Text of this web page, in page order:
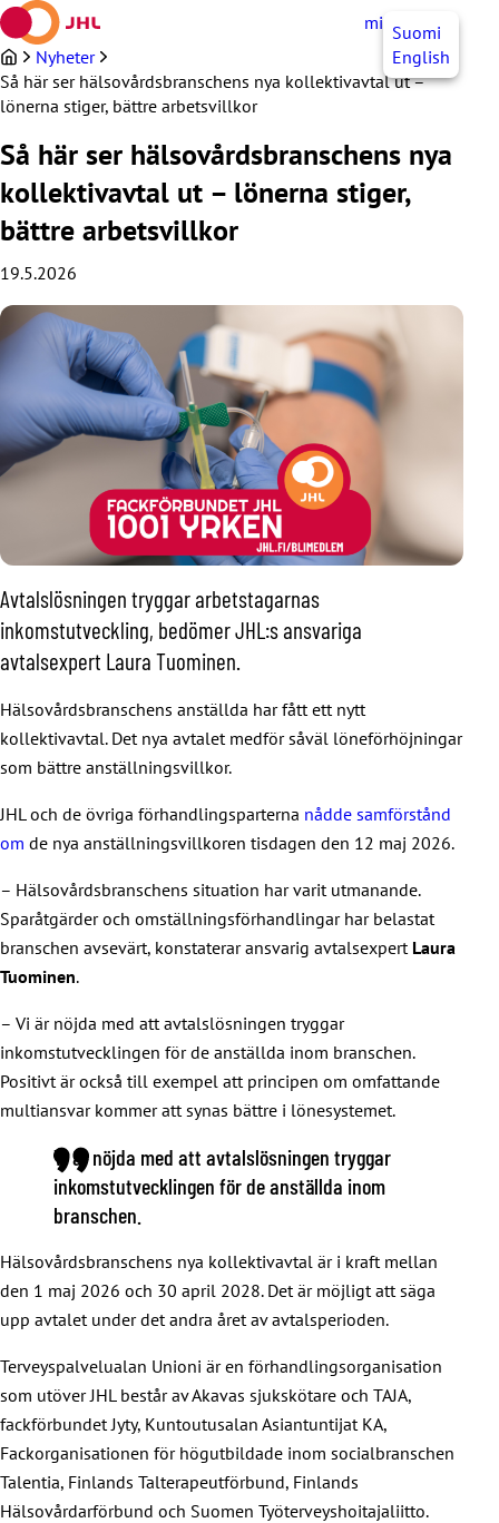
Hoppa
till
innehållet
mittJHL SV
Suomi
English
Nyheter
Så här ser hälsovårdsbranschens nya kollektivavtal ut –
lönerna stiger, bättre arbetsvillkor
Så här ser hälsovårdsbranschens nya
kollektivavtal ut – lönerna stiger,
bättre arbetsvillkor
19.5.2026
Avtalslösningen tryggar arbetstagarnas
inkomstutveckling, bedömer JHL:s ansvariga
avtalsexpert Laura Tuominen.
Hälsovårdsbranschens anställda har fått ett nytt
kollektivavtal. Det nya avtalet medför såväl löneförhöjningar
som bättre anställningsvillkor.
JHL och de övriga förhandlingsparterna nådde samförstånd
om de nya anställningsvillkoren tisdagen den 12 maj 2026.
– Hälsovårdsbranschens situation har varit utmanande.
Sparåtgärder och omställningsförhandlingar har belastat
branschen avsevärt, konstaterar ansvarig avtalsexpert Laura
Tuominen.
– Vi är nöjda med att avtalslösningen tryggar
inkomstutvecklingen för de anställda inom branschen.
Positivt är också till exempel att principen om omfattande
multiansvar kommer att synas bättre i lönesystemet.
Vi är nöjda med att avtalslösningen tryggar
inkomstutvecklingen för de anställda inom
branschen.
Hälsovårdsbranschens nya kollektivavtal är i kraft mellan
den 1 maj 2026 och 30 april 2028. Det är möjligt att säga
upp avtalet under det andra året av avtalsperioden.
Terveyspalvelualan Unioni är en förhandlingsorganisation
som utöver JHL består av Akavas sjukskötare och TAJA,
fackförbundet Jyty, Kuntoutusalan Asiantuntijat KA,
Fackorganisationen för högutbildade inom socialbranschen
Talentia, Finlands Talterapeutförbund, Finlands
Hälsovårdarförbund och Suomen Työterveyshoitajaliitto.